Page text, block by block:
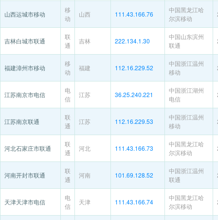
山西运城市移动
移
动
山西 111.43.166.76
中国黑龙江哈
尔滨移动
吉林白城市联通
联
通
吉林 222.134.1.30
中国山东滨州
联通
福建漳州市移动
移
动
福建 112.16.229.52
中国浙江温州
移动
江苏南京市电信
电
信
江苏 36.25.240.221
中国浙江湖州
电信
江苏南京联通
联
通
江苏 112.16.229.53
中国浙江温州
移动
河北石家庄市联通
联
通
河北 111.43.166.73
中国黑龙江哈
尔滨移动
河南开封市联通
联
通
河南 101.69.128.52
中国浙江温州
联通
天津天津市电信
电
信
天津 111.43.166.74
中国黑龙江哈
尔滨移动